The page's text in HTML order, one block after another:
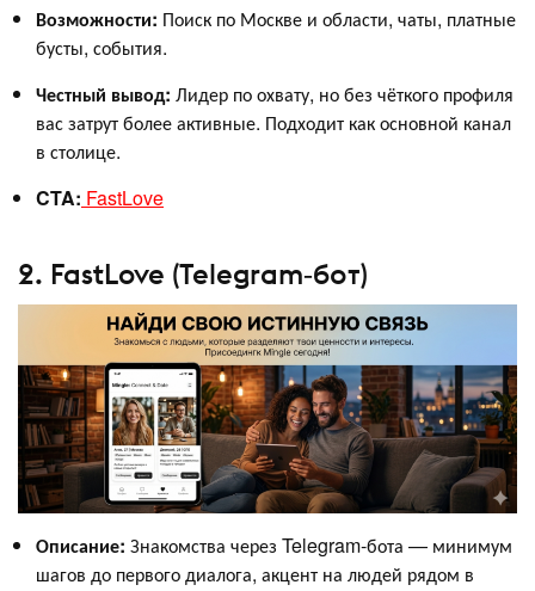
Возможности: Поиск по Москве и области, чаты, платные
бусты, события.
Честный вывод: Лидер по охвату, но без чёткого профиля
вас затрут более активные. Подходит как основной канал
в столице.
CTA: FastLove
2. FastLove (Telegram‑бот)
Описание: Знакомства через Telegram‑бота — минимум
шагов до первого диалога, акцент на людей рядом в